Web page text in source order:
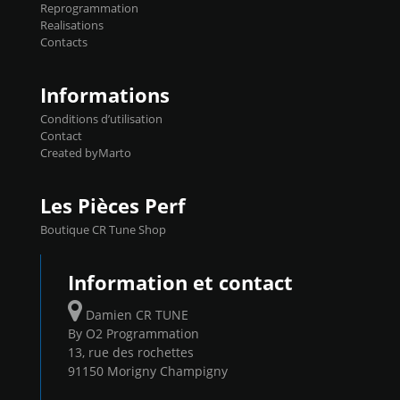
Reprog SP 98 sur le calculateur d'origine
450€ TTC Un gain d'environ 10cv et 15nm
Reprogrammation
Realisations
Contacts
Informations
Conditions d’utilisation
Contact
Created byMarto
Les Pièces Perf
Boutique CR Tune Shop
Information et contact
Damien CR TUNE
By O2 Programmation
13, rue des rochettes
91150 Morigny Champigny